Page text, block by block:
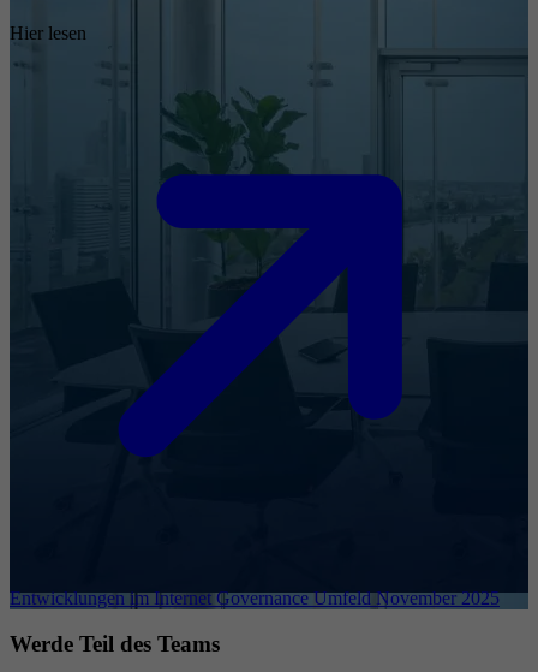
Hier lesen
Entwicklungen im Internet Governance Umfeld November 2025
Werde Teil des Teams